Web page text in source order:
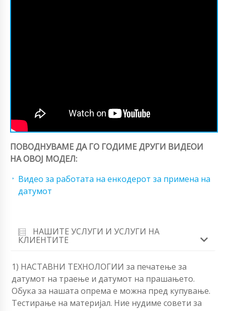
ПОВОДНУВАМЕ ДА ГО ГОДИМЕ ДРУГИ ВИДЕОИ
НА ОВОЈ МОДЕЛ:
Видео за работата на енкодерот за примена на
датумот
НАШИТЕ УСЛУГИ И УСЛУГИ НА
КЛИЕНТИТЕ
1) НАСТАВНИ ТЕХНОЛОГИИ за печатење за
датумот на траење и датумот на прашањето.
Обука за нашата опрема е можна пред купување.
Тестирање на материјал. Ние нудиме совети за